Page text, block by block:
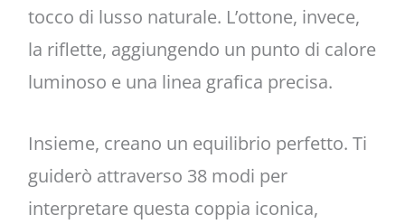
tocco di lusso naturale. L’ottone, invece,
la riflette, aggiungendo un punto di calore
luminoso e una linea grafica precisa.
Insieme, creano un equilibrio perfetto. Ti
guiderò attraverso 38 modi per
interpretare questa coppia iconica,